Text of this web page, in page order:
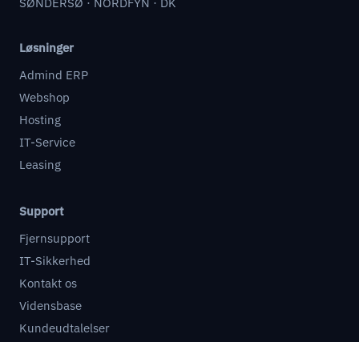
Løsninger
Admind ERP
Webshop
Hosting
IT-Service
Leasing
Support
Fjernsupport
IT-Sikkerhed
Kontakt os
Vidensbase
Kundeudtalelser